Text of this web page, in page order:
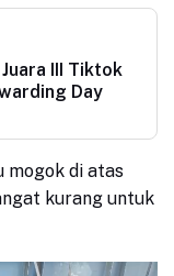
III Tiktok
Day
mogok di atas
kurang untuk